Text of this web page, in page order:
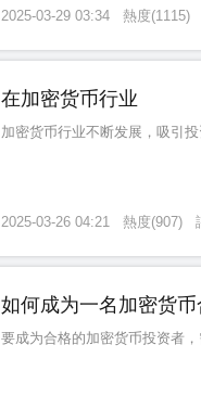
2025-03-29 03:34 熱度(1115)
在加密货币行业
加密货币行业不断发展，吸引
2025-03-26 04:21 熱度(907)
如何成为一名加密货币
要成为合格的加密货币投资者